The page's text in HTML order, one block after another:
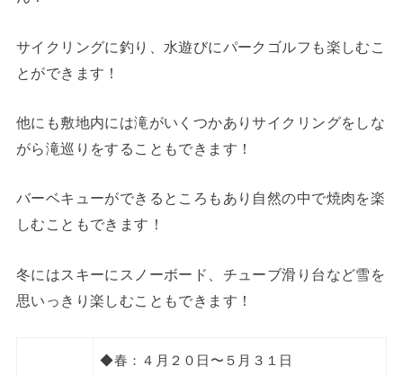
サイクリングに釣り、水遊びにパークゴルフも楽しむこ
とができます！
他にも敷地内には滝がいくつかありサイクリングをしな
がら滝巡りをすることもできます！
バーベキューができるところもあり自然の中で焼肉を楽
しむこともできます！
冬にはスキーにスノーボード、チューブ滑り台など雪を
思いっきり楽しむこともできます！
◆春：４月２０日〜５月３１日